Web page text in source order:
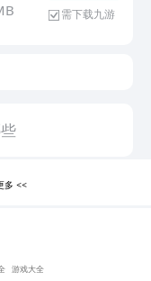
需下载九游
多<<
游戏大全